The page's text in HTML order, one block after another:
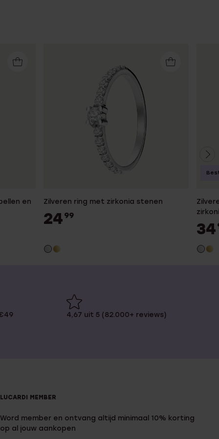
en
Zilveren ring met zirkonia stenen
24 99
34
4,67 uit 5 (82.000+ reviews)
LUCARDI MEMBER
Word member en ontvang altijd minimaal 10% korting
op al jouw aankopen